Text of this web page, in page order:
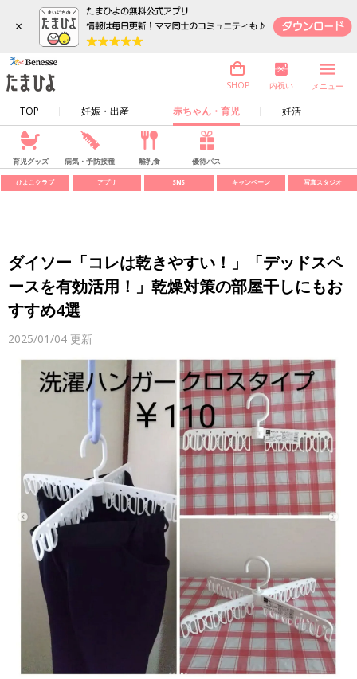
×
TOP 妊娠・出産 赤ちゃん・育児 妊活
SHOP 内祝い メニュー
育児グッズ 病気・予防接種 離乳食 優待パス
ひよこクラブ アプリ SNS キャンペーン 写真スタジオ
ダイソー「コレは乾きやすい！」「デッドスペ
ースを有効活用！」乾燥対策の部屋干しにもお
すすめ4選
2025/01/04 更新